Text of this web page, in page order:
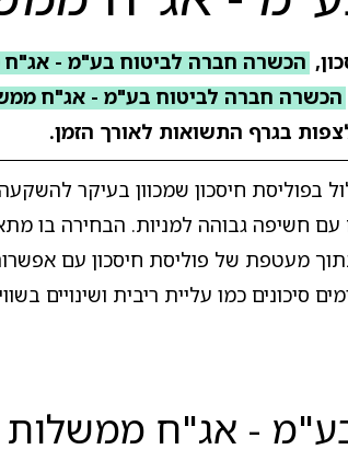
הכשרה חברה לביטוח בע"מ - אג"ח
הכשרה חברה לביטוח בע"מ - אג"ח
בגרף התשואות לאורך הזמן.
חיסכון שמכוון בעיקר
עם חשיפה גבוהה למניות. הבחירה בו
בתוך מעטפת של פוליסת חיסכון עם
כמו עליית ריבית ושינויים
- אג"ח ממשלות